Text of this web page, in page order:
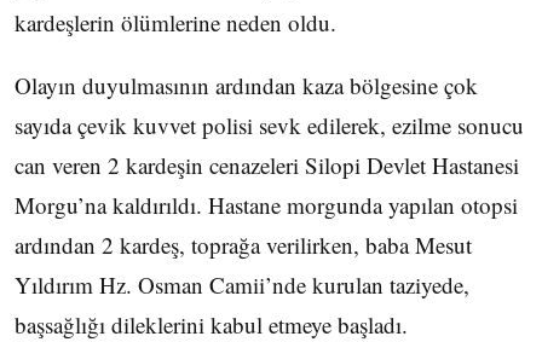
kardeşlerin ölümlerine neden oldu.
Olayın duyulmasının ardından kaza bölgesine çok
sayıda çevik kuvvet polisi sevk edilerek, ezilme sonucu
can veren 2 kardeşin cenazeleri Silopi Devlet Hastanesi
Morgu’na kaldırıldı. Hastane morgunda yapılan otopsi
ardından 2 kardeş, toprağa verilirken, baba Mesut
Yıldırım Hz. Osman Camii’nde kurulan taziyede,
başsağlığı dileklerini kabul etmeye başladı.